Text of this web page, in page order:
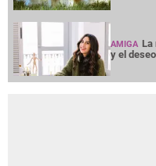
AMIGA La
y el